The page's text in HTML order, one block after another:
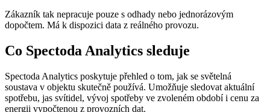
Zákazník tak nepracuje pouze s odhady nebo jednorázovým
dopočtem. Má k dispozici data z reálného provozu.
Co Spectoda Analytics sleduje
Spectoda Analytics poskytuje přehled o tom, jak se světelná
soustava v objektu skutečně používá. Umožňuje sledovat aktuální
spotřebu, jas svítidel, vývoj spotřeby ve zvoleném období i cenu za
energii vypočtenou z provozních dat.